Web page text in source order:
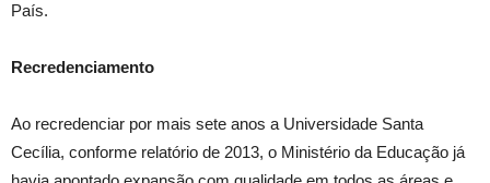
País.
Recredenciamento
Ao recredenciar por mais sete anos a Universidade Santa
Cecília, conforme relatório de 2013, o Ministério da Educação já